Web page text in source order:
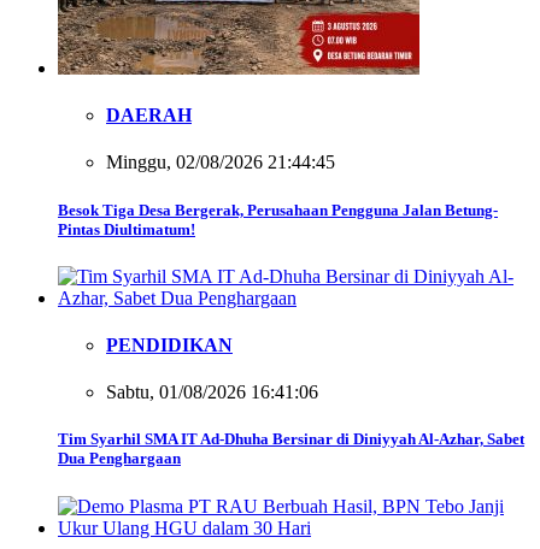
DAERAH
Minggu, 02/08/2026 21:44:45
Besok Tiga Desa Bergerak, Perusahaan Pengguna Jalan Betung-
Pintas Diultimatum!
PENDIDIKAN
Sabtu, 01/08/2026 16:41:06
Tim Syarhil SMA IT Ad-Dhuha Bersinar di Diniyyah Al-Azhar, Sabet
Dua Penghargaan